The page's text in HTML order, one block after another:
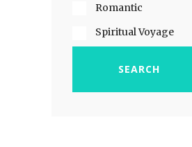
Romantic
Spiritual Voyage
SEARCH